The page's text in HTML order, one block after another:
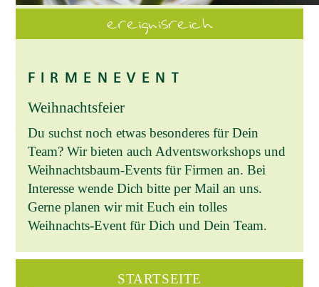
ereignisreich
FIRMENEVENT
Weihnachtsfeier
Du suchst noch etwas besonderes für Dein
Team? Wir bieten auch Adventsworkshops und
Weihnachtsbaum-Events für Firmen an. Bei
Interesse wende Dich bitte per Mail an uns.
Gerne planen wir mit Euch ein tolles
Weihnachts-Event für Dich und Dein Team.
STARTSEITE